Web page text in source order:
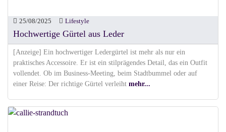
25/08/2025 Lifestyle
Hochwertige Gürtel aus Leder
[Anzeige] Ein hochwertiger Ledergürtel ist mehr als nur ein
praktisches Accessoire. Er ist ein stilprägendes Detail, das ein Outfit
vollendet. Ob im Business-Meeting, beim Stadtbummel oder auf
einer Reise: Der richtige Gürtel verleiht mehr...